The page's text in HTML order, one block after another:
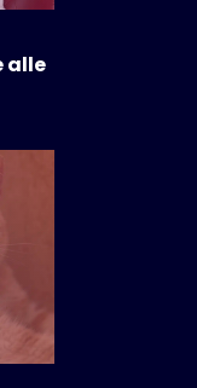
alle